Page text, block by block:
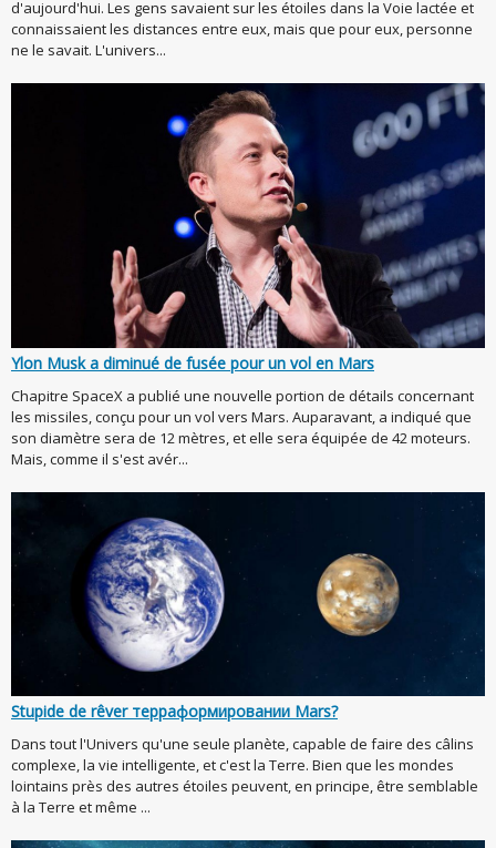
d'aujourd'hui. Les gens savaient sur les étoiles dans la Voie lactée et
connaissaient les distances entre eux, mais que pour eux, personne
ne le savait. L'univers...
Ylon Musk a diminué de fusée pour un vol en Mars
Chapitre SpaceX a publié une nouvelle portion de détails concernant
les missiles, conçu pour un vol vers Mars. Auparavant, a indiqué que
son diamètre sera de 12 mètres, et elle sera équipée de 42 moteurs.
Mais, comme il s'est avér...
Stupide de rêver терраформировании Mars?
Dans tout l'Univers qu'une seule planète, capable de faire des câlins
complexe, la vie intelligente, et c'est la Terre. Bien que les mondes
lointains près des autres étoiles peuvent, en principe, être semblable
à la Terre et même ...